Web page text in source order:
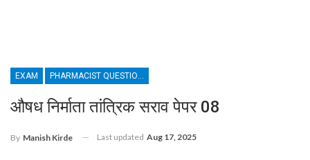
EXAM PHARMACIST QUESTION PAPER
औषध निर्माता तांत्रिक सराव पेपर 08
By Manish Kirde Last updated Aug 17, 2025